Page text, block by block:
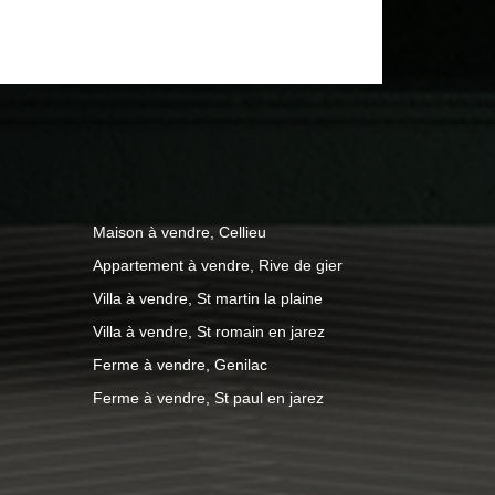
pour stationnement 2
est exposé sont disponibles sur le
Maison à vendre, Cellieu
Appartement à vendre, Rive de gier
Villa à vendre, St martin la plaine
Villa à vendre, St romain en jarez
Ferme à vendre, Genilac
Ferme à vendre, St paul en jarez